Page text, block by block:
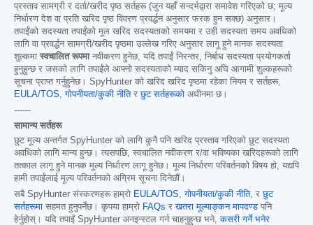
प्रस्ताव सामग्री र दर्ता/खरीद पृष्ठ सर्तहरू (जुन यहाँ सन्दर्भद्वारा समावेश गरिएको छ; मूल्य
निर्धारण देश वा प्रति खरिद पृष्ठ विवरण प्रवर्द्धन अनुसार फरक हुन सक्छ) अनुसार।
तपाईंको सदस्यता तपाईंको मूल खरिद सदस्यताको समयमा र उही सदस्यता समय अवधिको
लागि वा प्रवर्द्धन सामग्री/खरीद पृष्ठमा उल्लेख गरिए अनुसार लागू हुने मानक सदस्यता
शुल्कमा स्वचालित रूपमानवीकरण हुनेछ, यदि तपाईं निरन्तर, निर्बाध सदस्यता प्रयोगकर्ता
हुनुहुन्छ र जसको लागि तपाईंले आफ्नो सदस्यताको म्याद सकिनु अघि आगामी शुल्कहरूको
सूचना प्राप्त गर्नुहुनेछ। SpyHunter को खरिद खरिद पृष्ठमा रहेका नियम र सर्तहरू,
EULA/TOS ,गोपनीयता/कुकी नीतिरछुट सर्तहरूको अधीनमा छ।
------
सामान्य सर्तहरू
छुट मूल्य अन्तर्गत SpyHunter को लागि कुनै पनि खरिद प्रस्ताव गरिएको छुट सदस्यता
अवधिको लागि मान्य हुन्छ। त्यसपछि, स्वचालित नवीकरण र/वा भविष्यका खरिदहरूको लागि
तत्काल लागू हुने मानक मूल्य निर्धारण लागू हुनेछ। मूल्य निर्धारण परिवर्तनको विषय हो, यद्यपि
हामी तपाईंलाई मूल्य परिवर्तनको अग्रिम सूचना दिनेछौं।
सबै SpyHunter संस्करणहरू हाम्रो EULA/TOS ,गोपनीयता/कुकी नीति, रछुट
सर्तहरूमा सहमत हुनुपर्नेछ। कृपया हाम्रो FAQs रखतरा मूल्याङ्कन मापदण्ड पनि
हेर्नुहोस्। यदि तपाईं SpyHunter अनइन्स्टल गर्न चाहनुहुन्छ भने,कसरी गर्ने भनेर